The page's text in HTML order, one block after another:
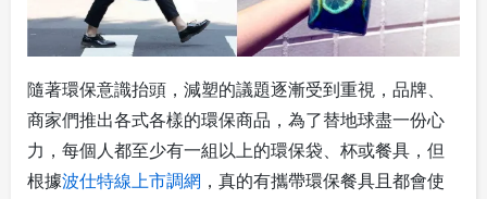
隨著環保意識抬頭，減塑的議題逐漸受到重視，品牌、
商家們推出各式各樣的環保商品，為了替地球盡一份心
力，每個人都至少有一組以上的環保袋、杯或餐具，但
根據波仕特線上市調網 ，真的有攜帶環保餐具且都會使